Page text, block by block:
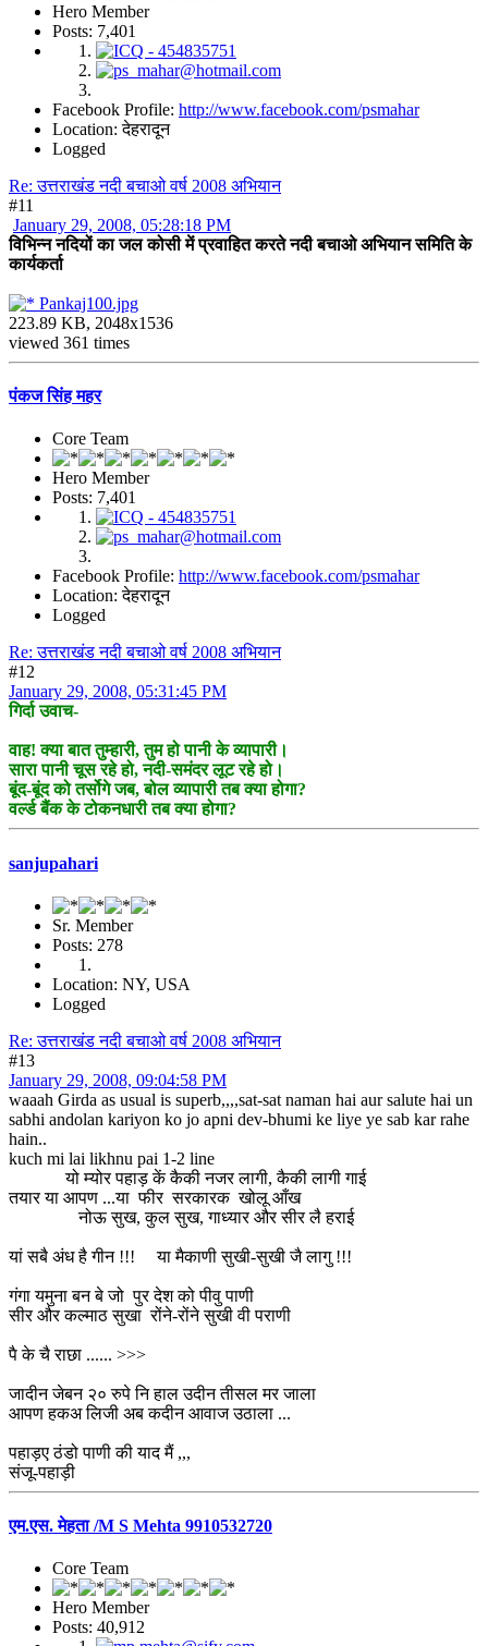
Hero Member
Posts: 7,401
Facebook Profile: http://www.facebook.com/psmahar
Location: देहरादून
Logged
Re: उत्तराखंड नदी बचाओ वर्ष 2008 अभियान
#11
January 29, 2008, 05:28:18 PM
विभिन्न नदियों का जल कोसी में प्रवाहित करते नदी बचाओ अभियान समिति के
कार्यकर्ता
Pankaj100.jpg
223.89 KB, 2048x1536
viewed 361 times
पंकज सिंह महर
Core Team
Hero Member
Posts: 7,401
Facebook Profile: http://www.facebook.com/psmahar
Location: देहरादून
Logged
Re: उत्तराखंड नदी बचाओ वर्ष 2008 अभियान
#12
January 29, 2008, 05:31:45 PM
गिर्दा उवाच-
वाह! क्या बात तुम्हारी, तुम हो पानी के व्यापारी।
सारा पानी चूस रहे हो, नदी-समंदर लूट रहे हो।
बूंद-बूंद को तर्सोगे जब, बोल व्यापारी तब क्या होगा?
वर्ल्ड बैंक के टोकनधारी तब क्या होगा?
sanjupahari
Sr. Member
Posts: 278
Location: NY, USA
Logged
Re: उत्तराखंड नदी बचाओ वर्ष 2008 अभियान
#13
January 29, 2008, 09:04:58 PM
waaah Girda as usual is superb,,,,sat-sat naman hai aur salute hai un
sabhi andolan kariyon ko jo apni dev-bhumi ke liye ye sab kar rahe
hain..
kuch mi lai likhnu pai 1-2 line
यो म्योर पहाड़ कें कैकी नजर लागी, कैकी लागी गाई
तयार या आपण ...या फीर सरकारक खोलू आँख
नोऊ सुख, कुल सुख, गाध्यार और सीर लै हराई
यां सबै अंध है गीन !!! या मैकाणी सुखी-सुखी जै लागु !!!
गंगा यमुना बन बे जो पुर देश को पीवु पाणी
सीर और कल्माठ सुखा रोंने-रोंने सुखी वी पराणी
पै के चै राछा ...... >>>
जादीन जेबन २० रुपे नि हाल उदीन तीसल मर जाला
आपण हकअ लिजी अब कदीन आवाज उठाला ...
पहाड़ए ठंडो पाणी की याद मैं ,,,
संजू-पहाड़ी
एम.एस. मेहता /M S Mehta 9910532720
Core Team
Hero Member
Posts: 40,912